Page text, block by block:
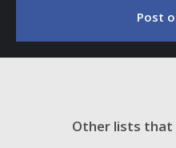
Post
Other lists